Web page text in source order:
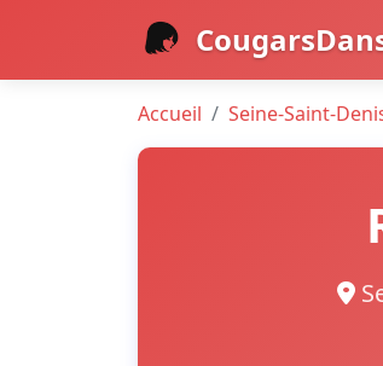
Accueil Seine-Saint-